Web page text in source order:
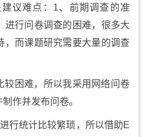
议难点：1、前期调查的准
进行问卷调查的困难，很多大
，而课题研究需要大量的调查
较困难，所以我采用网络问卷
作并发布问卷。
行统计比较繁琐，所以借助E